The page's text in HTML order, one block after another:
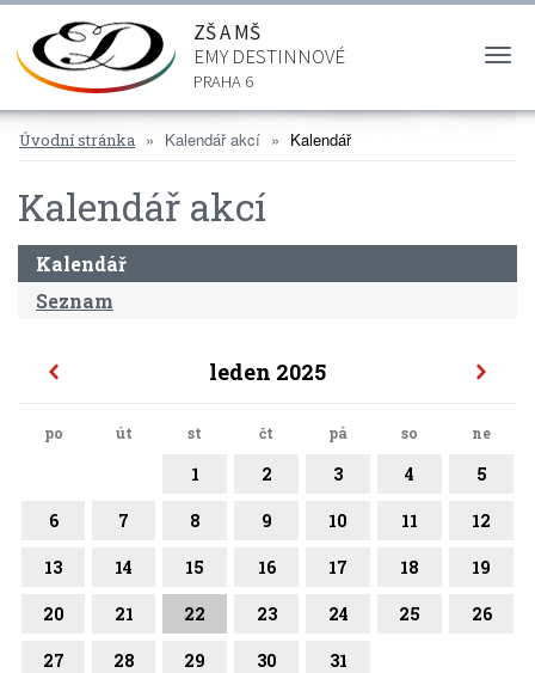
ZŠ A MŠ
EMY DESTINNOVÉ
PRAHA 6
Úvodní stránka Kalendář akcí Kalendář
Kalendář akcí
Kalendář
Seznam
leden 2025
po út st čt pá so ne
1 2 3 4 5
6 7 8 9 10 11 12
13 14 15 16 17 18 19
20 21 22 23 24 25 26
27 28 29 30 31